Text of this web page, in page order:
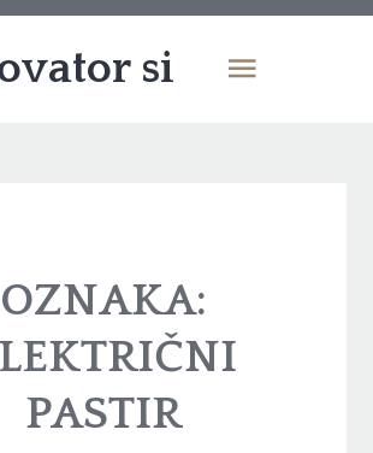
si
OZNAKA:
PASTIR